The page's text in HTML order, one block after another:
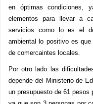
en óptimas condiciones,
elementos para llevar a
servicios como lo es el
ambiental lo positivo es
de comercaintes locales.
Por otro lado las
depende del Ministerio de
un presupuesto de 61 pesos